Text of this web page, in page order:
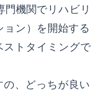
機関でリハビリ
ョン）を開始する
ストタイミングで
、どっちが良い